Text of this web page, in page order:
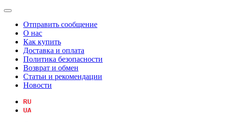
Отправить сообщение
О нас
Как купить
Доставка и оплата
Политика безопасности
Возврат и обмен
Статьи и рекомендации
Новости